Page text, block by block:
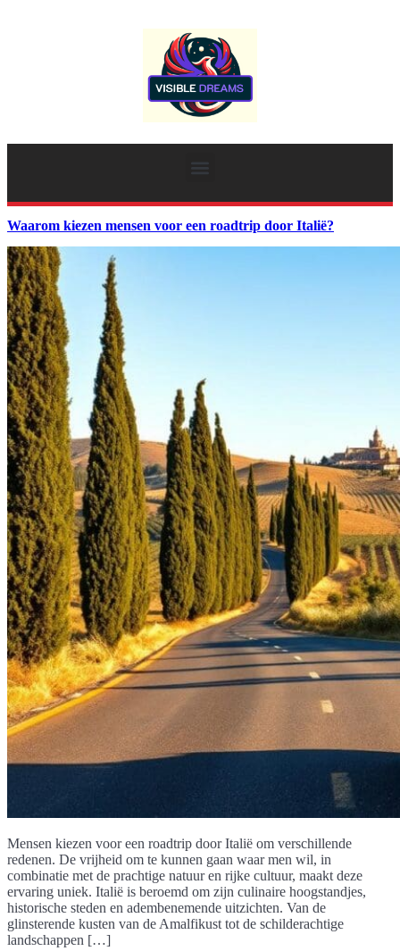
Waarom kiezen mensen voor een roadtrip door Italië?
Mensen kiezen voor een roadtrip door Italië om verschillende
redenen. De vrijheid om te kunnen gaan waar men wil, in
combinatie met de prachtige natuur en rijke cultuur, maakt deze
ervaring uniek. Italië is beroemd om zijn culinaire hoogstandjes,
historische steden en adembenemende uitzichten. Van de
glinsterende kusten van de Amalfikust tot de schilderachtige
landschappen […]